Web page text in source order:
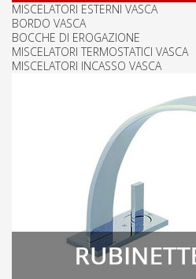
MISCELATORI ESTERNI VASCA
BORDO VASCA
BOCCHE DI EROGAZIONE
MISCELATORI TERMOSTATICI VASCA
MISCELATORI INCASSO VASCA